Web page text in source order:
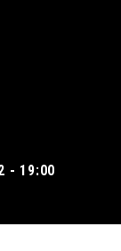
- 19:00